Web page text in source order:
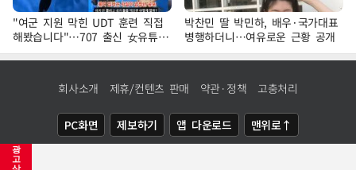
광
고
"여군 지원 막힌 UDT 훈련 직접
해봤습니다"…707 출신 女유튜버
'완벽 소화'
박찬민 딸 박민하, 배우·국가대표
병행하더니…여유로운 근황 공개
회사소개 제휴/컨텐츠 판매 약관·정책 고충처리
PC화면 제보하기 앱 다운로드 맨위로↑